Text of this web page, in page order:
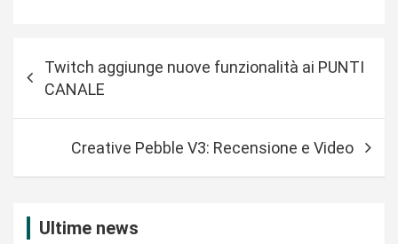
Twitch aggiunge nuove funzionalità ai PUNTI
CANALE
Creative Pebble V3: Recensione e Video
Ultime news